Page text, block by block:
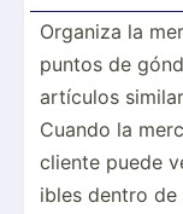
Organiza la
puntos de
artículos
Cuando la
cliente puede
ibles dentro